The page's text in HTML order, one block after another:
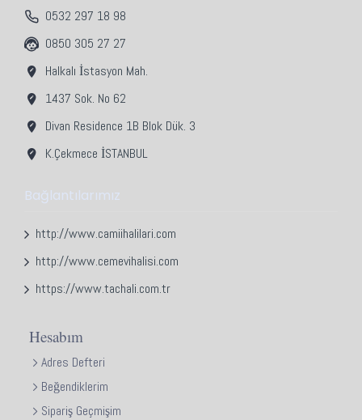
0532 297 18 98
0850 305 27 27
Halkalı İstasyon Mah.
1437 Sok. No 62
Divan Residence 1B Blok Dük. 3
K.Çekmece İSTANBUL
Bağlantılarımız
http://www.camiihalilari.com
http://www.cemevihalisi.com
https://www.tachali.com.tr
Hesabım
Adres Defteri
Beğendiklerim
Sipariş Geçmişim